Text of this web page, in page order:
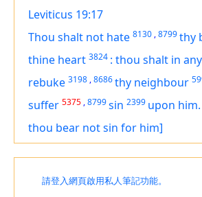
Leviticus 19:17
Thou shalt not hate 8130 ,8799thy
thine heart 3824 : thou shalt in
rebuke 3198 ,8686thy neighbour
suffer 5375 ,8799sin 2399 upon him.
thou bear not sin for him]
請登入網頁啟用私人筆記功能。